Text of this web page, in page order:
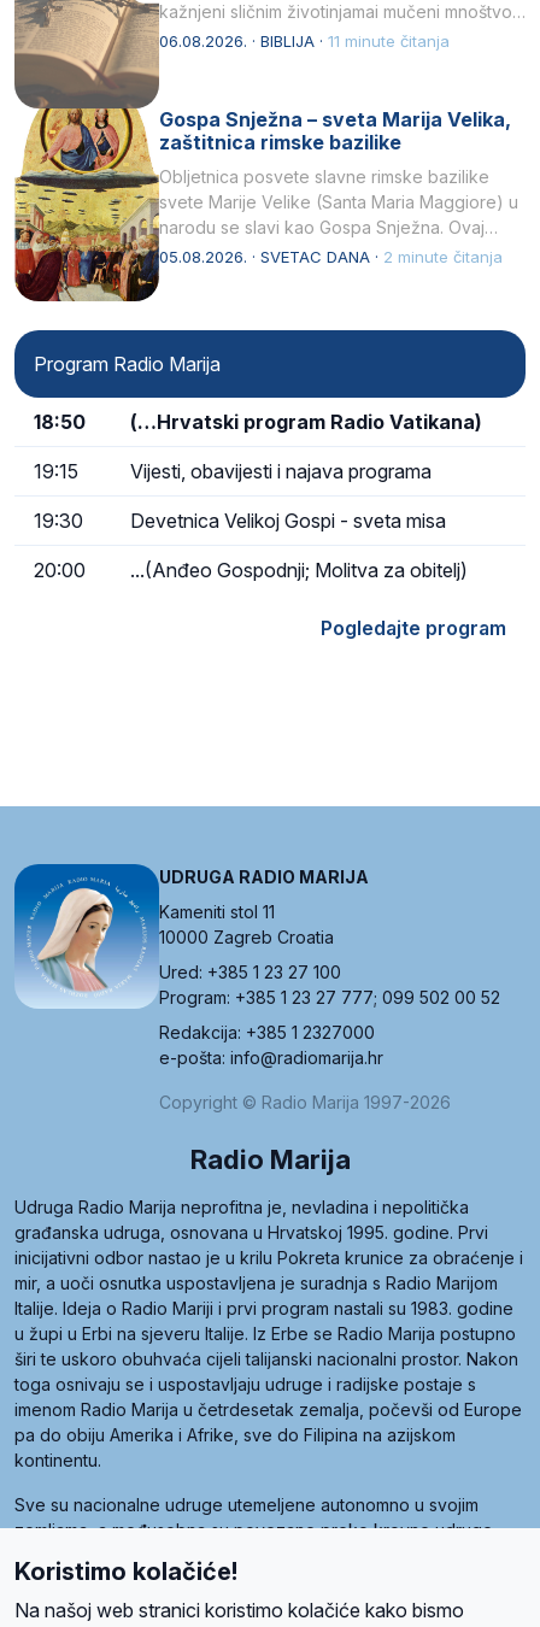
kažnjeni sličnim životinjamai mučeni mnoštvom
kukaca.2 A narod…
06.08.2026. · BIBLIJA · 11 minute čitanja
Gospa Snježna – sveta Marija Velika,
zaštitnica rimske bazilike
Obljetnica posvete slavne rimske bazilike
svete Marije Velike (Santa Maria Maggiore) u
narodu se slavi kao Gospa Snježna. Ovaj
naziv, Sancta Maria…
05.08.2026. · SVETAC DANA · 2 minute čitanja
Program Radio Marija
18:50 (…Hrvatski program Radio Vatikana)
19:15 Vijesti, obavijesti i najava programa
19:30 Devetnica Velikoj Gospi - sveta misa
20:00 ...(Anđeo Gospodnji; Molitva za obitelj)
Pogledajte program
UDRUGA RADIO MARIJA
Kameniti stol 11
10000 Zagreb Croatia
Ured: +385 1 23 27 100
Program: +385 1 23 27 777; 099 502 00 52
Redakcija: +385 1 2327000
e-pošta: info@radiomarija.hr
Copyright © Radio Marija 1997-2026
Radio Marija
Udruga Radio Marija neprofitna je, nevladina i nepolitička
građanska udruga, osnovana u Hrvatskoj 1995. godine. Prvi
inicijativni odbor nastao je u krilu Pokreta krunice za obraćenje i
mir, a uoči osnutka uspostavljena je suradnja s Radio Marijom
Italije. Ideja o Radio Mariji i prvi program nastali su 1983. godine
u župi u Erbi na sjeveru Italije. Iz Erbe se Radio Marija postupno
širi te uskoro obuhvaća cijeli talijanski nacionalni prostor. Nakon
toga osnivaju se i uspostavljaju udruge i radijske postaje s
imenom Radio Marija u četrdesetak zemalja, počevši od Europe
pa do obiju Amerika i Afrike, sve do Filipina na azijskom
kontinentu.
Sve su nacionalne udruge utemeljene autonomno u svojim
zemljama, a međusobna su povezane preko krovne udruge
Radio Maria). Svjetsku obitelj utemeljilo je sedam članica, među
kojima je i hrvatska Udruga Radio Marija.
Koristimo kolačiće!
Na našoj web stranici koristimo kolačiće kako bismo